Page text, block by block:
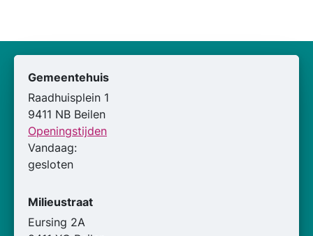
Gemeentehuis
Raadhuisplein 1
9411 NB Beilen
Openingstijden
Vandaag:
gesloten
Milieustraat
Eursing 2A